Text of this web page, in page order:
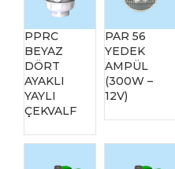
PPRC
BEYAZ
DÖRT
AYAKLI
YAYLI
ÇEKVALF
PAR 56
YEDEK
AMPÜL
(300W –
12V)